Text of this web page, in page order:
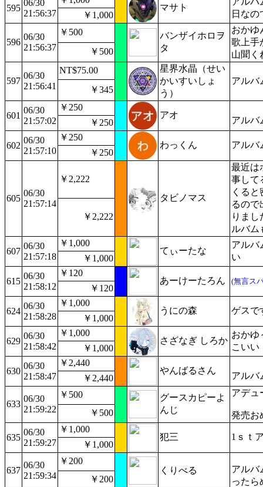
595
06/30
21:56:37
マサト
日なの
￥1,000
596
06/30
21:56:37
￥500
バンザイホロヲ
タ
おかゆ
歌上手
山聞く
￥500
597
06/30
21:56:41
NT$75.00
星界水晶（せい
かいすいしょ
う）
アルバ
￥345
601
06/30
21:57:02
￥250
アオ
アルバ
￥250
602
06/30
21:57:10
￥250
わっくん アルバ
￥250
605
06/30
21:57:14
￥2,222
タビノマス
最近は
事して
くる
るので
りま
ルバ
￥2,222
607
06/30
21:57:18
￥1,000
てぃーたな
アルバ
い
￥1,000
615
06/30
21:58:12
￥120
あーけーたろん (無言ス
￥120
624
06/30
21:58:28
￥1,000
うにの森 ゲスで
￥1,000
629
06/30
21:58:42
￥1,000
さざなぎ しろか
おかゆ
こいい
￥1,000
630
06/30
21:58:47
￥2,440
やんばるさん
アルバ
￥2,440
633
06/30
21:59:22
￥500
グースカピーよ
んじ
アデュ
発売お
￥500
635
06/30
21:59:27
￥1,000
犯三 1ｓｔ
￥1,000
637
06/30
21:59:34
￥200
くりべる
アルバ
ったら
￥200